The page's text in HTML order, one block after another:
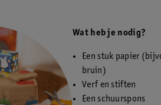
Wat heb je nodig?
Een stuk papier
bruin)
Verf en stiften
Een schuurspons